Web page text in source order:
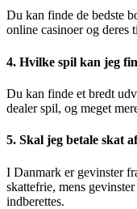
Du kan finde de bedste
online casinoer og deres
4. Hvilke spil kan jeg
Du kan finde et bredt
dealer spil, og meget
5. Skal jeg betale skat
I Danmark er gevinster
skattefrie, mens
indberettes.